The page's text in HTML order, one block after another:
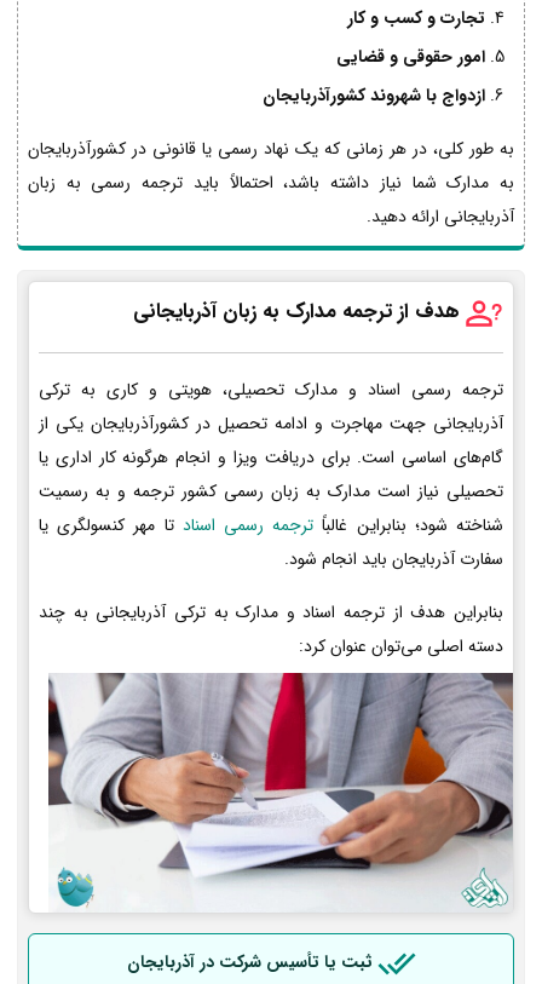
تجارت و کسب و کار
امور حقوقی و قضایی
ازدواج با شهروند کشورآذربایجان
به طور کلی، در هر زمانی که یک نهاد رسمی یا قانونی در کشورآذربایجان
به مدارک شما نیاز داشته باشد، احتمالاً باید ترجمه رسمی به زبان
آذربایجانی ارائه دهید.
هدف از ترجمه مدارک به زبان آذربایجانی
ترجمه رسمی اسناد و مدارک تحصیلی، هویتی و کاری به ترکی
آذربایجانی جهت مهاجرت و ادامه تحصیل در کشورآذربایجان یکی از
گام‌های اساسی است. برای دریافت ویزا و انجام هرگونه کار اداری یا
تحصیلی نیاز است مدارک به زبان رسمی کشور ترجمه و به رسمیت
شناخته شود؛ بنابراین غالباً ترجمه رسمی اسناد تا مهر کنسولگری یا
سفارت آذربایجان باید انجام شود.
بنابراین هدف از ترجمه اسناد و مدارک به ترکی آذربایجانی به چند
دسته اصلی می‌توان عنوان کرد:
ثبت یا تأسیس شرکت در آذربایجان